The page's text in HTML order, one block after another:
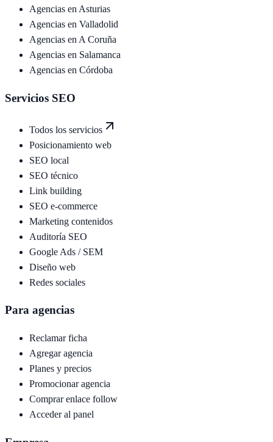
Agencias en Asturias
Agencias en Valladolid
Agencias en A Coruña
Agencias en Salamanca
Agencias en Córdoba
Servicios SEO
Todos los servicios
Posicionamiento web
SEO local
SEO técnico
Link building
SEO e-commerce
Marketing contenidos
Auditoría SEO
Google Ads / SEM
Diseño web
Redes sociales
Para agencias
Reclamar ficha
Agregar agencia
Planes y precios
Promocionar agencia
Comprar enlace follow
Acceder al panel